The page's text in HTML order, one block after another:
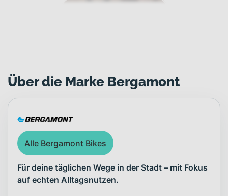
Über die Marke Bergamont
Alle Bergamont Bikes
Für deine täglichen Wege in der Stadt – mit Fokus
auf echten Alltagsnutzen.